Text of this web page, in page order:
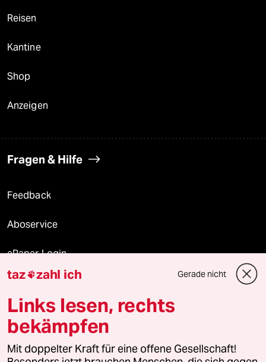
Reisen
Kantine
Shop
Anzeigen
Fragen & Hilfe
Feedback
Aboservice
ePaper Login
Downloads für Abonnierende
© 2026 taz Verlags und Vertriebs GmbH
Alle Rechte vorbehalten. Bei rechtlichen Fragen oder für Genehmigungen
wenden Sie sich bitte an
lizenzen@taz.de
taz zahl ich Gerade nicht
Links lesen, rechts
bekämpfen
Mit doppelter Kraft für eine offene Gesellschaft!